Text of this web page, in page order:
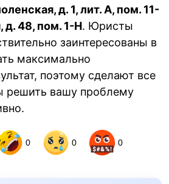
д. 1, лит. А, пом. 11-
д. 48, пом. 1-Н. Юристы
заинтересованы в
максимально
поэтому сделают все
решить вашу проблему
0 0 0